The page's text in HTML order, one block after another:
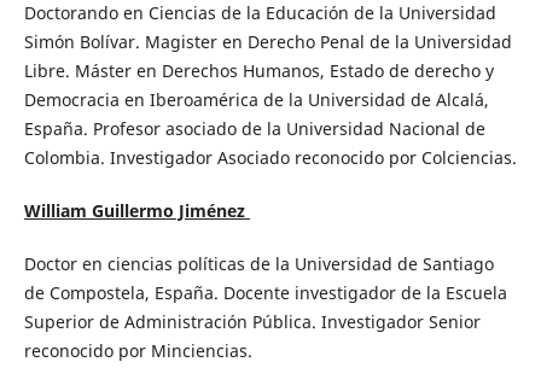
Doctorando en Ciencias de la Educación de la Universidad
Simón Bolívar. Magister en Derecho Penal de la Universidad
Libre. Máster en Derechos Humanos, Estado de derecho y
Democracia en Iberoamérica de la Universidad de Alcalá,
España. Profesor asociado de la Universidad Nacional de
Colombia. Investigador Asociado reconocido por Colciencias.
William Guillermo Jiménez
Doctor en ciencias políticas de la Universidad de Santiago
de Compostela, España. Docente investigador de la Escuela
Superior de Administración Pública. Investigador Senior
reconocido por Minciencias.